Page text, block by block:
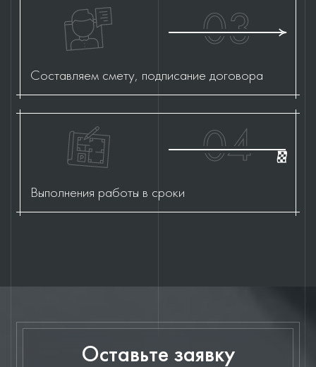
03
Составляем смету, подписание договора
04
Выполнения работы в сроки
Оставьте заявку